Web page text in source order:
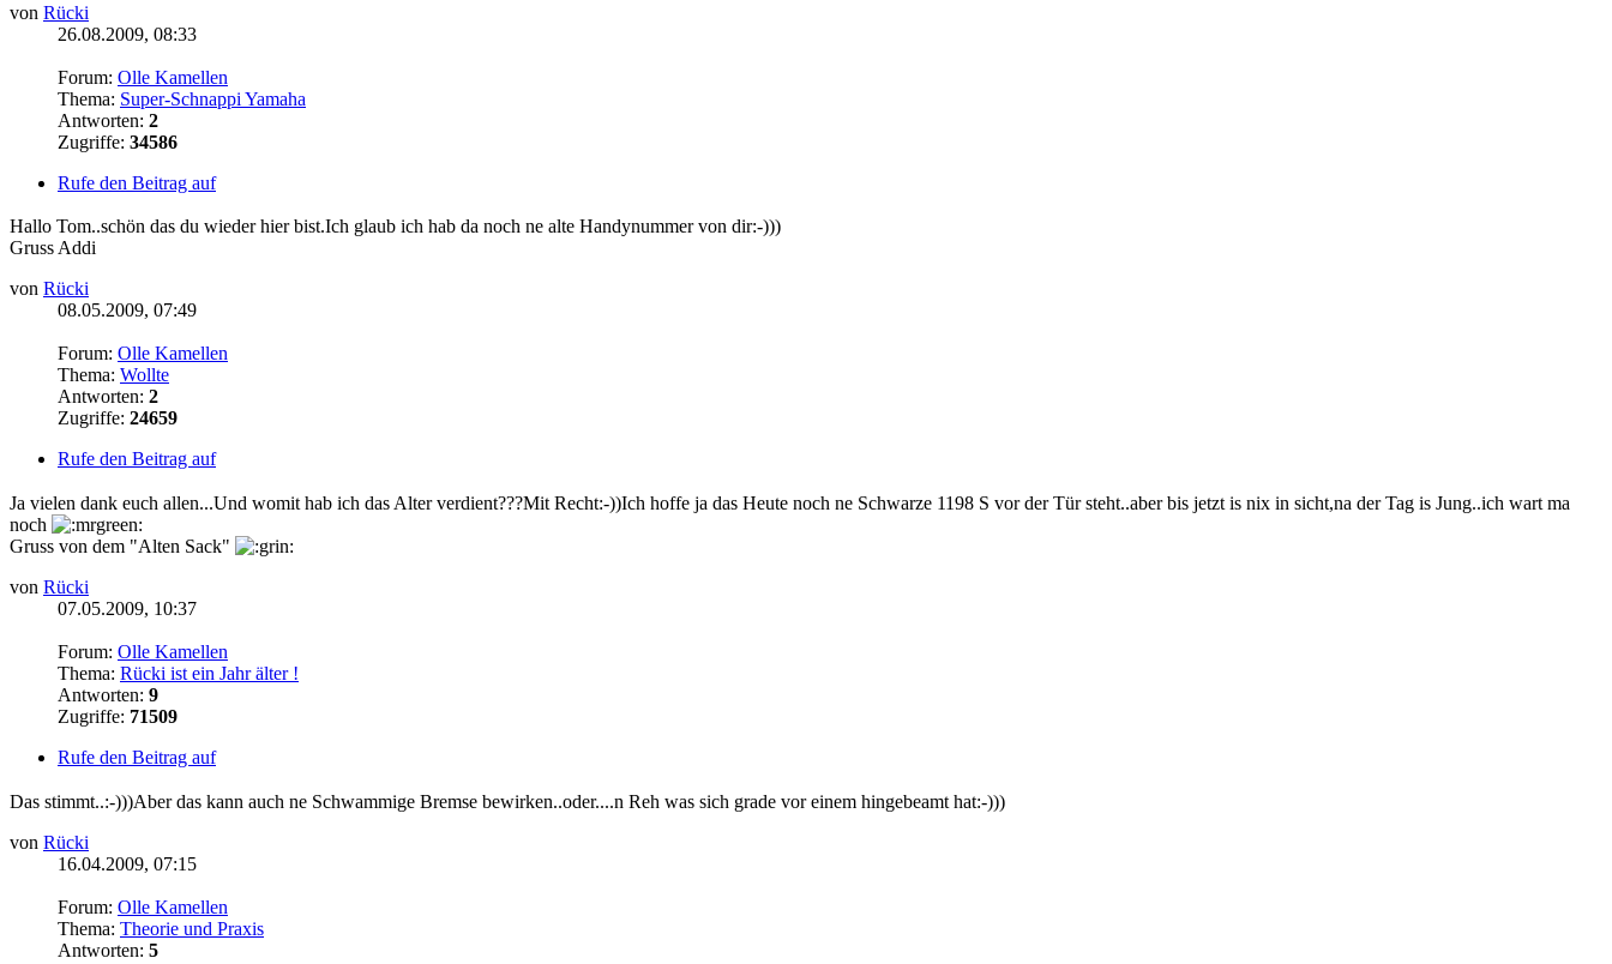
von Rücki
26.08.2009, 08:33
Forum: Olle Kamellen
Thema: Super-Schnappi Yamaha
Antworten: 2
Zugriffe: 34586
Rufe den Beitrag auf
Hallo Tom..schön das du wieder hier bist.Ich glaub ich hab da noch ne alte Handynummer von dir:-)))
Gruss Addi
von Rücki
08.05.2009, 07:49
Forum: Olle Kamellen
Thema: Wollte
Antworten: 2
Zugriffe: 24659
Rufe den Beitrag auf
Ja vielen dank euch allen...Und womit hab ich das Alter verdient???Mit Recht:-))Ich hoffe ja das Heute noch ne Schwarze 1198 S vor der Tür steht..aber bis jetzt is nix in sicht,na der Tag is Jung..ich wart ma
noch
Gruss von dem "Alten Sack"
von Rücki
07.05.2009, 10:37
Forum: Olle Kamellen
Thema: Rücki ist ein Jahr älter !
Antworten: 9
Zugriffe: 71509
Rufe den Beitrag auf
Das stimmt..:-)))Aber das kann auch ne Schwammige Bremse bewirken..oder....n Reh was sich grade vor einem hingebeamt hat:-)))
von Rücki
16.04.2009, 07:15
Forum: Olle Kamellen
Thema: Theorie und Praxis
Antworten: 5